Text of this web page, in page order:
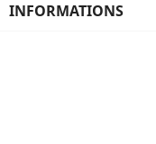
INFORMATIONS